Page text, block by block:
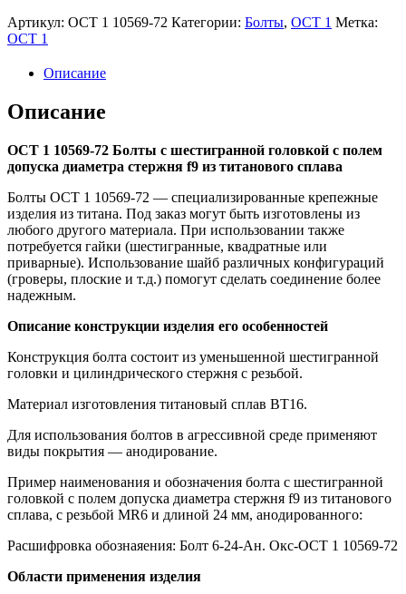
Артикул: ОСТ 1 10569-72 Категории: Болты, ОСТ 1 Метка:
ОСТ 1
Описание
Описание
ОСТ 1 10569-72 Болты с шестигранной головкой с полем
допуска диаметра стержня f9 из титанового сплава
Болты ОСТ 1 10569-72 — специализированные крепежные
изделия из титана. Под заказ могут быть изготовлены из
любого другого материала. При использовании также
потребуется гайки (шестигранные, квадратные или
приварные). Использование шайб различных конфигураций
(гроверы, плоские и т.д.) помогут сделать соединение более
надежным.
Описание конструкции изделия его особенностей
Конструкция болта состоит из уменьшенной шестигранной
головки и цилиндрического стержня с резьбой.
Материал изготовления титановый сплав ВТ16.
Для использования болтов в агрессивной среде применяют
виды покрытия — анодирование.
Пример наименования и обозначения болта с шестигранной
головкой с полем допуска диаметра стержня f9 из титанового
сплава, с резьбой MR6 и длиной 24 мм, анодированного:
Расшифровка обознаяения: Болт 6-24-Ан. Окс-ОСТ 1 10569-72
Области применения изделия